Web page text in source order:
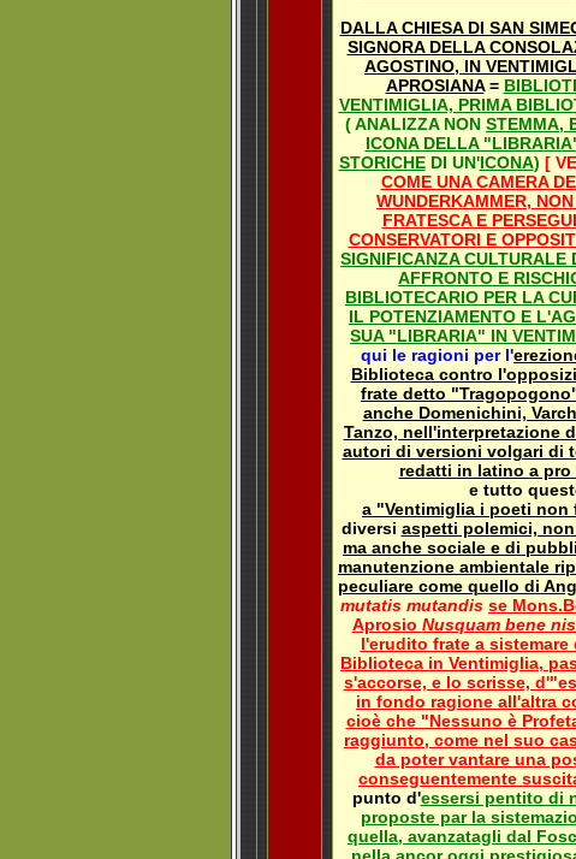
DALLA CHIESA DI SAN
SIGNORA DELLA
AGOSTINO, IN
APROSIANA=
VENTIMIGLIA, PRIMA
( ANALIZZA NON STEMMA,
ICONA DELLA
STORICHEDI UN'ICONA) [
COME UNA CAMERA
WUNDERKAMMER,
FRATESCA E
CONSERVATORI E
SIGNIFICANZA CULTURALE
AFFRONTO E
BIBLIOTECARIO PER LA
IL POTENZIAMENTO E
SUA "LIBRARIA" IN
qui le ragioni per l'
Biblioteca contro
frate detto
anche Domenichini,
Tanzo, nell'interpretazione
autori di versioni volgari di
redatti in latino a
e tutto
a "Ventimiglia i poeti non
diversi aspetti polemici,
ma anche sociale e di
manutenzione ambientale
peculiare come quello di
mutatis mutandis se
Aprosio Nusquam bene
l'erudito frate a
Biblioteca in Ventimiglia,
s'accorse, e lo scrisse,
in fondo ragione all'altra
cioè che "Nessuno è
raggiunto, come nel suo
da poter vantare una
conseguentemente
punto d'essersi pentito di
proposte par la
quella, avanzatagli dal